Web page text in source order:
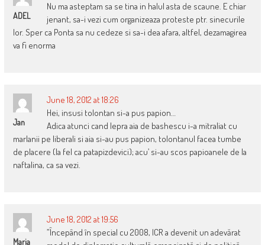
ADEL
Nu ma asteptam sa se tina in halul asta de scaune. E chiar
jenant, sa-i vezi cum organizeaza proteste ptr. sinecurile
lor. Sper ca Ponta sa nu cedeze si sa-i dea afara, altfel, dezamagirea
va fi enorma
Jan
June 18, 2012 at 18:26
Hei, insusi tolontan si-a pus papion…
Adica atunci cand lepra aia de bashescu i-a mitraliat cu
marlanii pe liberali si aia si-au pus papion, tolontanul facea tumbe
de placere (la fel ca patapizdevici); acu’ si-au scos papioanele de la
naftalina, ca sa vezi.
Maria
June 18, 2012 at 19:56
”Începând în special cu 2008, ICR a devenit un adevărat